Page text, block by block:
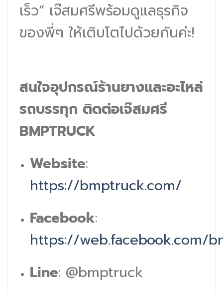
เร็ว” เจ๊สมศรีพร้อมดูแลธุรกิจ
ของพี่ๆ ให้เติบโตไปด้วยกันค่ะ!
สนใจอุปกรณ์ร้านยางและอะไหล่
รถบรรทุก ติดต่อเจ๊สมศรี
BMPTRUCK
Website:
https://bmptruck.com/
Facebook:
https://web.facebook.com/
Line: @bmptruck